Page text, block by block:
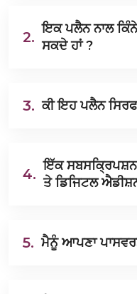
2. ਇਕ ਪਲੈਨ ਨਾਲ
ਸਕਦੇ ਹਾਂ ?
3. ਕੀ ਇਹ ਪਲੈਨ
4. ਇੱਕ ਸਬਸਕ੍ਰਿਪਸ਼ਨ
ਤੇ ਡਿਜਿਟਲ
5. ਮੈਨੂੰ ਆਪਣਾ